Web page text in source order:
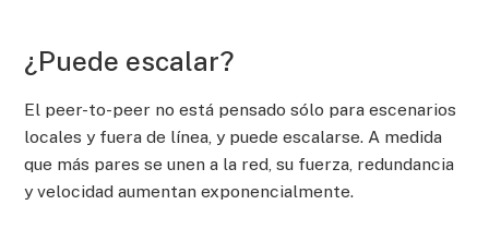
¿Puede escalar?
El peer-to-peer no está pensado sólo para escenarios
locales y fuera de línea, y puede escalarse. A medida
que más pares se unen a la red, su fuerza, redundancia
y velocidad aumentan exponencialmente.